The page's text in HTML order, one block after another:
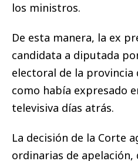
los ministros.
De esta manera, la ex
candidata a diputada
electoral de la provincia
como había expresado
televisiva días atrás.
La decisión de la Corte
ordinarias de apelación,